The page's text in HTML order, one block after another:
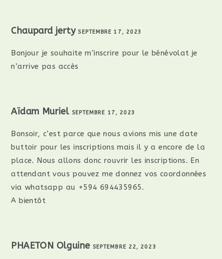
Chaupard jertySEPTEMBRE 17, 2023
Bonjour je souhaite m’inscrire pour le bénévolat je
n’arrive pas accès
Aïdam Muriel SEPTEMBRE 17, 2023
Bonsoir, c’est parce que nous avions mis une date
buttoir pour les inscriptions mais il y a encore de la
place. Nous allons donc rouvrir les inscriptions. En
attendant vous pouvez me donnez vos coordonnées
via whatsapp au +594 694435965.
A bientôt
PHAETON Olguine SEPTEMBRE 22, 2023